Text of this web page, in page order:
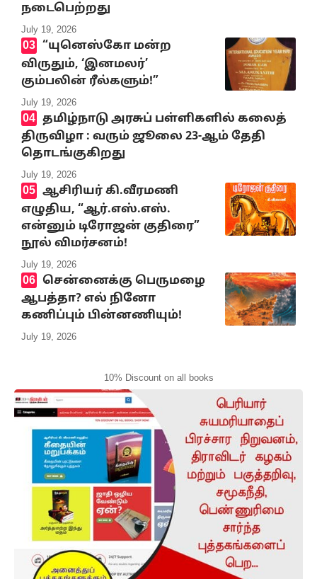
நடைபெற்றது
July 19, 2026
“யுனெஸ்கோ மன்ற
விருதும், ‘இனமலர்’
கும்பலின் ரீல்களும்!”
July 19, 2026
தமிழ்நாடு அரசுப் பள்ளிகளில் கலைத்
திருவிழா : வரும் ஜூலை 23-ஆம் தேதி
தொடங்குகிறது
July 19, 2026
ஆசிரியர் கி.வீரமணி
எழுதிய, “ஆர்.எஸ்.எஸ்.
என்னும் டிரோஜன் குதிரை”
நூல் விமர்சனம்!
July 19, 2026
சென்னைக்கு பெருமழை
ஆபத்தா? எல் நினோ
கணிப்பும் பின்னணியும்!
July 19, 2026
10% Discount on all books